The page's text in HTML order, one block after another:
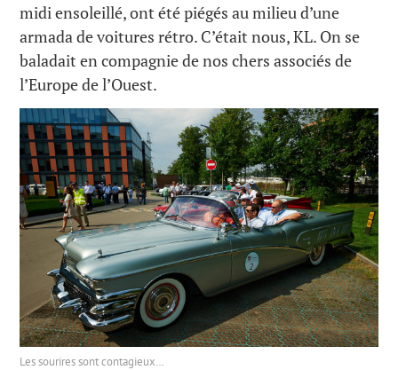
midi ensoleillé, ont été piégés au milieu d’une
armada de voitures rétro. C’était nous, KL. On se
baladait en compagnie de nos chers associés de
l’Europe de l’Ouest.
Les sourires sont contagieux…